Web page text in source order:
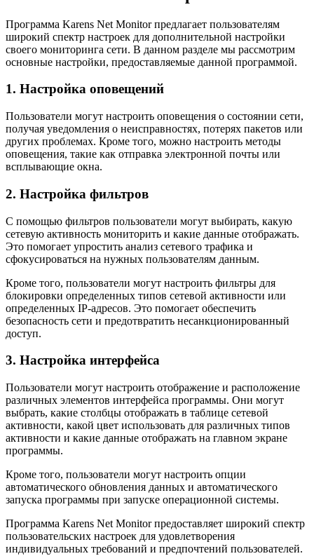
Программа Karens Net Monitor предлагает пользователям
широкий спектр настроек для дополнительной настройки
своего мониторинга сети. В данном разделе мы рассмотрим
основные настройки, предоставляемые данной программой.
1. Настройка оповещений
Пользователи могут настроить оповещения о состоянии сети,
получая уведомления о неисправностях, потерях пакетов или
других проблемах. Кроме того, можно настроить методы
оповещения, такие как отправка электронной почты или
всплывающие окна.
2. Настройка фильтров
С помощью фильтров пользователи могут выбирать, какую
сетевую активность мониторить и какие данные отображать.
Это помогает упростить анализ сетевого трафика и
сфокусироваться на нужных пользователям данным.
Кроме того, пользователи могут настроить фильтры для
блокировки определенных типов сетевой активности или
определенных IP-адресов. Это помогает обеспечить
безопасность сети и предотвратить несанкционированный
доступ.
3. Настройка интерфейса
Пользователи могут настроить отображение и расположение
различных элементов интерфейса программы. Они могут
выбрать, какие столбцы отображать в таблице сетевой
активности, какой цвет использовать для различных типов
активности и какие данные отображать на главном экране
программы.
Кроме того, пользователи могут настроить опции
автоматического обновления данных и автоматического
запуска программы при запуске операционной системы.
Программа Karens Net Monitor предоставляет широкий спектр
пользовательских настроек для удовлетворения
индивидуальных требований и предпочтений пользователей.